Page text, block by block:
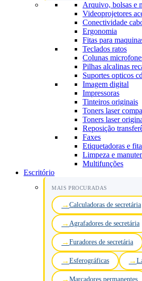
Arquivo, bolsas e
Videoprojetores
Conectividade
Ergonomia
Fitas para
Teclados ratos
Colunas
Pilhas alcalinas
Suportes opticos
Imagem digital
Impressoras
Tinteiros originais
Toners laser
Toners laser
Reposição
Faxes
Etiquetadoras e
Limpeza e
Multifunções
Escritório
MAIS PROCURADAS
Calculadoras de secretária
Agrafadores de secretária
Furadores de secretária
Esferográficas
Marcadores permanentes